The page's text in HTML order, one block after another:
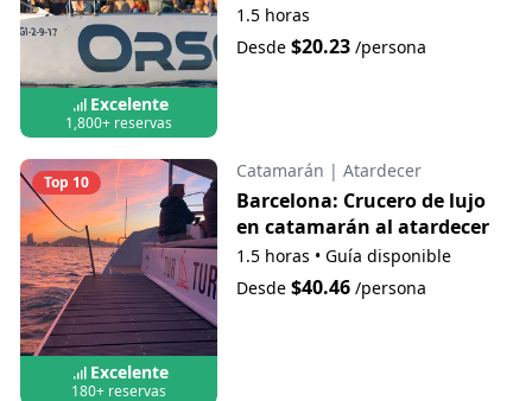
Excelente
1,800+ reservas
1.5 horas
Desde $20.23/persona
Top 10
Excelente
180+ reservas
Catamarán | Atardecer
Barcelona: Crucero de lujo
en catamarán al atardecer
1.5 horas • Guía disponible
Desde $40.46/persona